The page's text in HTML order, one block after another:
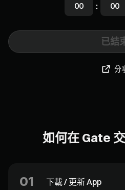
00 : 00
已結
分
如何在 Gate
01 下載 / 更新 App